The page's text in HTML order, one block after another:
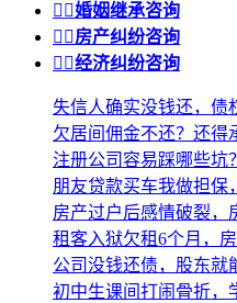
 婚姻继承咨询
 房产纠纷咨询
 经济纠纷咨询
失信人确实没钱还，债
欠居间佣金不还？还得
注册公司容易踩哪些坑？
朋友贷款买车我做担保
房产过户后感情破裂，
租客入狱欠租6个月，
公司没钱还债，股东就
初中生课间打闹骨折，